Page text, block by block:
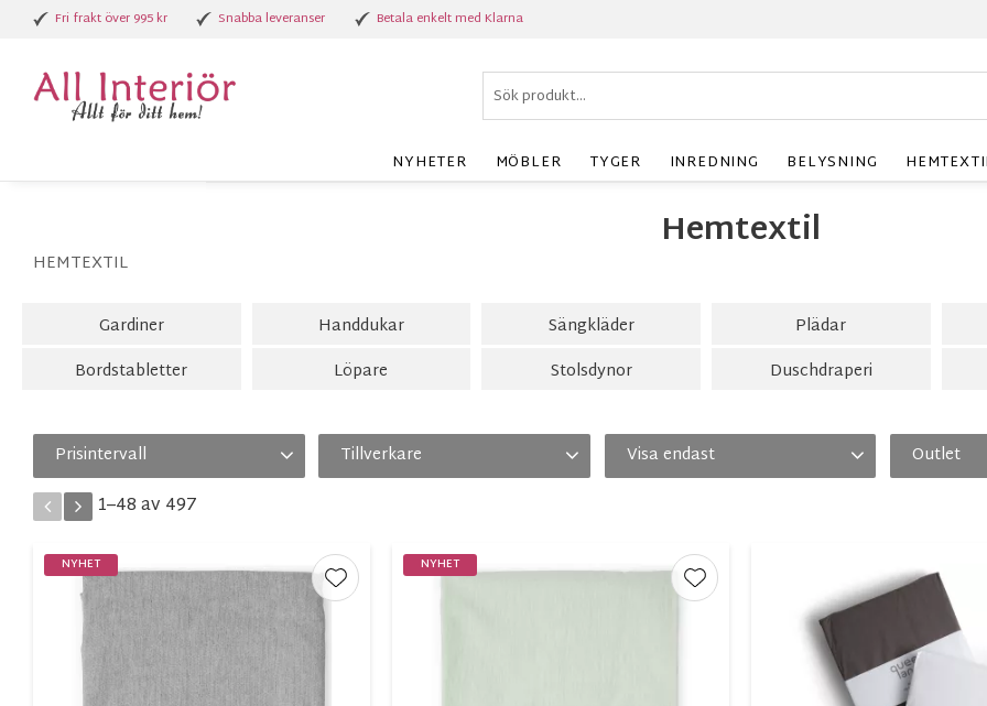
Fri frakt över 995 kr Snabba leveranser Betala enkelt med Klarna
NYHETER MÖBLER TYGER INREDNING BELYSNING
Hemtextil
HEMTEXTIL
Gardiner Handdukar Sängkläder Plädar
Bordstabletter
Löpare Stolsdynor Duschdraperi
Prisintervall
29
Tillverkare
D&J Frantextil AB 51
Visa fler
Visa endast Outlet
1–48av 497
NYHET
Lägg till i favoriter
NYHET
Lägg till i favoriter